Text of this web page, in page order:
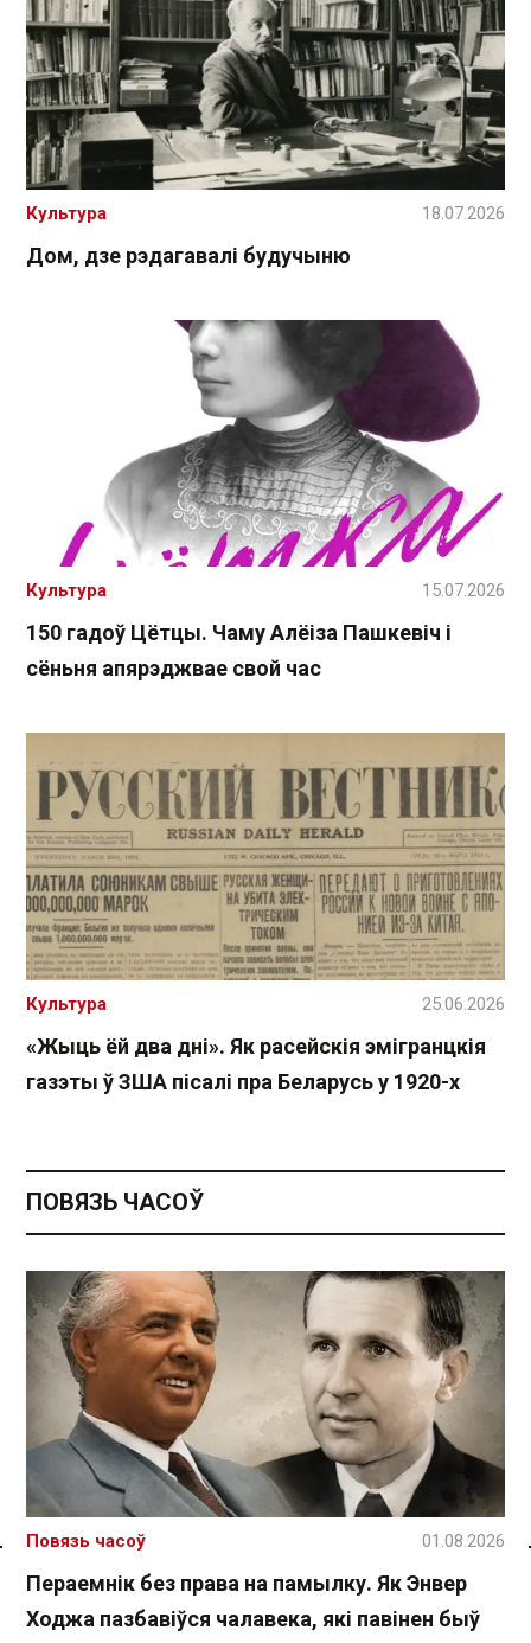
Спасылка без VPN
Дом, дзе рэдагавалі будучыню
Культура 18.07.2026
150 гадоў Цётцы. Чаму Алёіза Пашкевіч і
сёньня апярэджвае свой час
Культура 15.07.2026
«Жыць ёй два дні». Як расейскія эмігранцкія
газэты ў ЗША пісалі пра Беларусь у 1920-х
Культура 25.06.2026
ПОВЯЗЬ ЧАСОЎ
Пераемнік без права на памылку. Як Энвер
Ходжа пазбавіўся чалавека, які павінен быў
Повязь часоў 01.08.2026